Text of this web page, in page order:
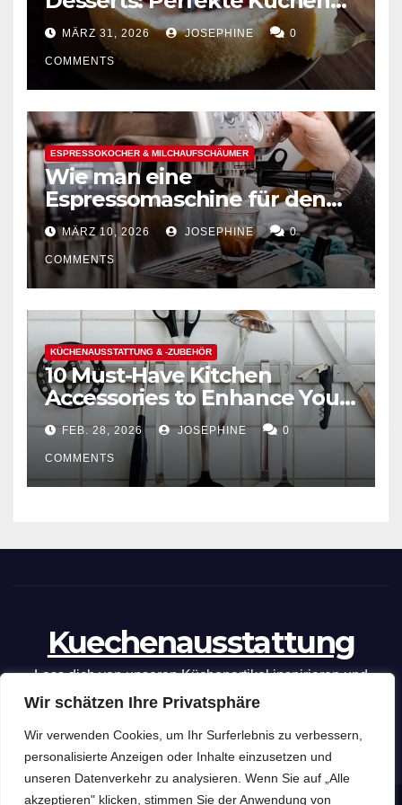
Wir schätzen Ihre Privatsphäre
Wir verwenden Cookies, um Ihr Surferlebnis zu verbessern,
personalisierte Anzeigen oder Inhalte einzusetzen und
unseren Datenverkehr zu analysieren. Wenn Sie auf „Alle
akzeptieren" klicken, stimmen Sie der Anwendung von
mühelos backen
MÄRZ 31, 2026 JOSEPHINE 0
COMMENTS
ESPRESSOKOCHER & MILCHAUFSCHÄUMER
Wie man eine
Espressomaschine für den
Hausgebrauch auswählt
MÄRZ 10, 2026 JOSEPHINE 0
COMMENTS
KÜCHENAUSSTATTUNG & -ZUBEHÖR
10 Must-Have Kitchen
Accessories to Enhance Your
Cooking Efficiency
FEB. 28, 2026 JOSEPHINE 0
COMMENTS
Kuechenausstattung
Lass dich von unseren Küchenartikel inspirieren und
optimiere deine kulinarischen Fähigkeiten mit unseren
praktischen Tipps und Tricks.